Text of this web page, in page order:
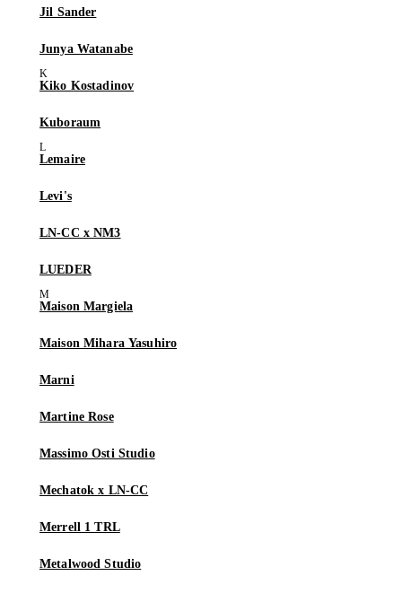
Jil Sander
Junya Watanabe
Kiko Kostadinov
Kuboraum
Lemaire
Levi's
LN-CC x NM3
LUEDER
Maison Margiela
Maison Mihara Yasuhiro
Marni
Martine Rose
Massimo Osti Studio
Mechatok x LN-CC
Merrell 1 TRL
Metalwood Studio